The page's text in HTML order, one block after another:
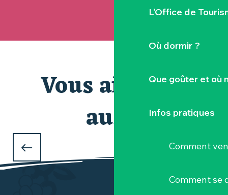
L’Office de
Où dormir ?
Que goûter et où
Infos pratiques
Comment
Comment se
Vous aimerez
aussi
QUE FAIRE PENDANT LES VACANCES
D'AVRIL